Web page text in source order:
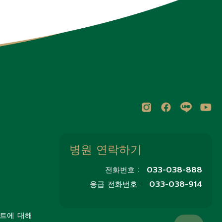
에 대해
병원 연락하기
전화번호 : 033-038-888
응급 전화번호 : 033-038-914